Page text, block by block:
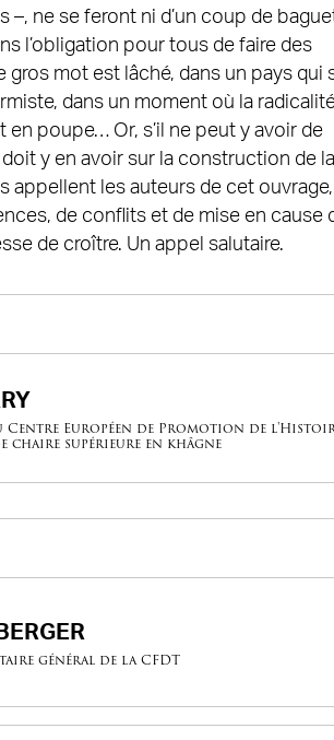
–, ne se feront ni d’un coup de
l’obligation pour tous de faire des
gros mot est lâché, dans un pays qui
dans un moment où la
poupe… Or, s’il ne peut y avoir de
y en avoir sur la construction de la
appellent les auteurs de cet
de conflits et de mise en cause
de croître. Un appel salutaire.
Centre Européen de Promotion de
chaire supérieure en khâgne
général de la CFDT